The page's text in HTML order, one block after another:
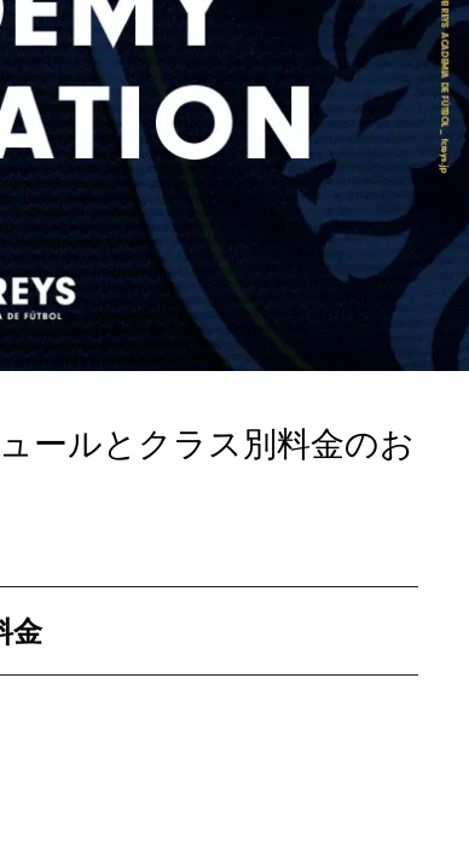
ールとクラス別料金のお
金